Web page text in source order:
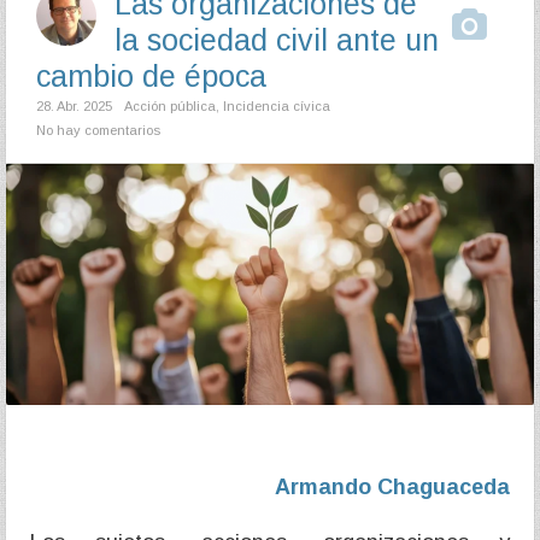
la sociedad civil ante un
cambio de época
28. Abr. 2025 Acción pública
Incidencia cívica
No hay comentarios
Armando Chaguaceda